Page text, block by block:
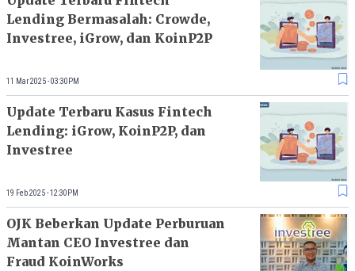
Lending Bermasalah: Crowde,
Investree, iGrow, dan KoinP2P
11 Mar 2025 - 03:30PM
Update Terbaru Kasus Fintech
Lending: iGrow, KoinP2P, dan
Investree
19 Feb 2025 - 12:30PM
OJK Beberkan Update Perburuan
Mantan CEO Investree dan
Fraud KoinWorks